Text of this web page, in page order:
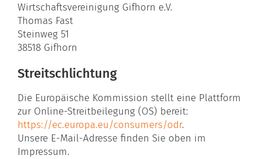
Wirtschaftsvereinigung Gifhorn e.V.
Thomas Fast
Steinweg 51
38518 Gifhorn
Streitschlichtung
Die Europäische Kommission stellt eine Plattform
zur Online-Streitbeilegung (OS) bereit:
https://ec.europa.eu/consumers/odr.
Unsere E-Mail-Adresse finden Sie oben im
Impressum.